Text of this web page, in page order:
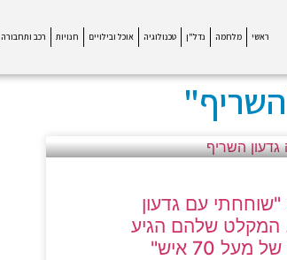
ראשי מלחמה נדל"ן טכנולוגיה אוכל ובילויים חנויות רכב ותחבורה
עם גדעון
המקלט שלהם הגיע
70 איש"